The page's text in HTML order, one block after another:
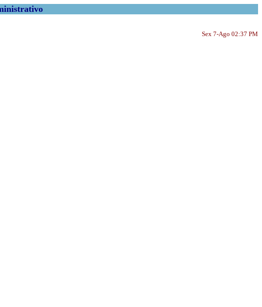
Sex 7-Ago 02:37 PM